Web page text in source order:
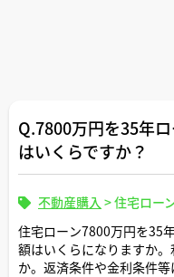
Q.7800万円を35年
はいくらですか？
不動産購入 >住宅ロー
住宅ローン7800万円を35
額はいくらになりますか
か。返済条件や金利条件